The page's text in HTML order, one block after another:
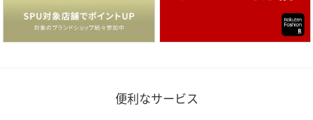
便利なサービス